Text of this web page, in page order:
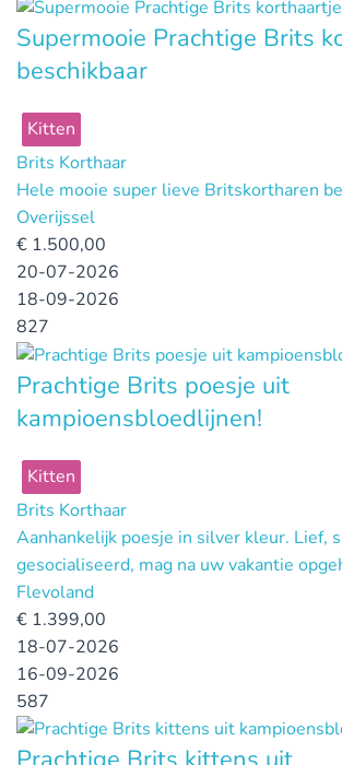
Supermooie Prachtige Brits
beschikbaar
Kitten
Brits Korthaar
Hele mooie super lieve Britskortharen
Overijssel
€ 1.500,00
20-07-2026
18-09-2026
827
Prachtige Brits poesje uit
kampioensbloedlijnen!
Kitten
Brits Korthaar
Aanhankelijk poesje in silver kleur. Lief,
gesocialiseerd, mag na uw vakantie
Flevoland
€ 1.399,00
18-07-2026
16-09-2026
587